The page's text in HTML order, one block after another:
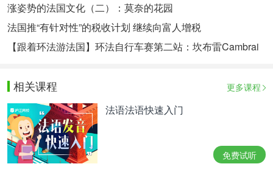
涨姿势的法国文化（二）：莫奈的花园
法国推“有针对性”的税收计划 继续向富人增税
【跟着环法游法国】环法自行车赛第二站：坎布雷Cambrai
相关课程 更多课程
法语法语快速入门
免费试听